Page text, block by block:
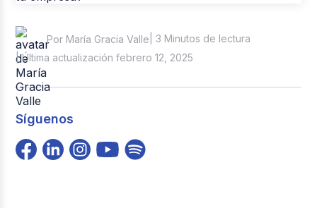
Por María Gracia Valle | 3 Minutos de lectura
| Última actualización febrero 12, 2025
Síguenos